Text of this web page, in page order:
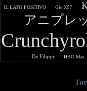
IL LATO POSITIVO Gio X97
アニプレ
De Filippi
HBO Max